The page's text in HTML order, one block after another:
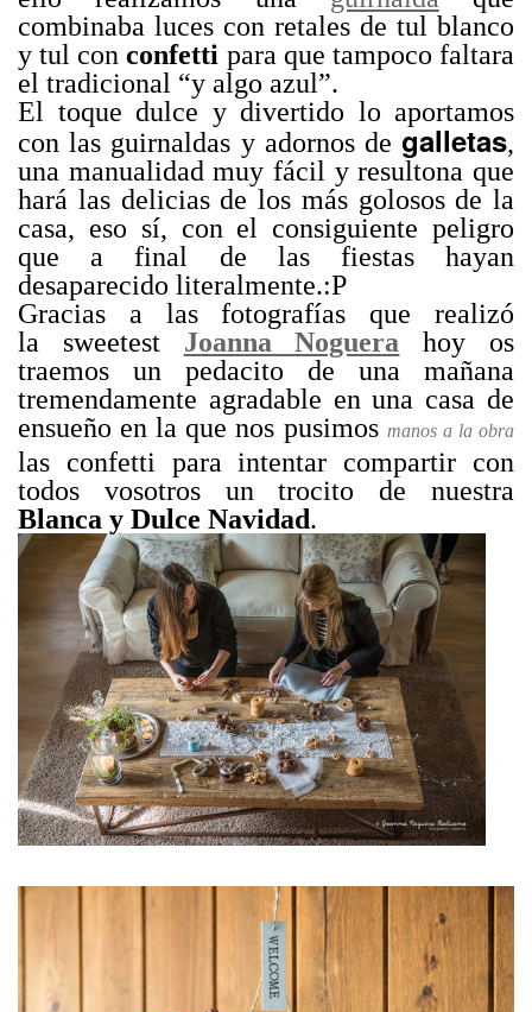
combinaba luces con retales de tul blanco
y tul conconfetti para que tampoco faltara
el tradicional “y algo azul”.
El toque dulce y divertido lo aportamos
con las guirnaldas y adornos de galletas,
una manualidad muy fácil y resultona que
hará las delicias de los más golosos de la
casa, eso sí, con el consiguiente peligro
que a final de las fiestas hayan
desaparecido literalmente.:P
Gracias a las fotografías que realizó
la sweetest Joanna Noguera hoy os
traemos un pedacito de una mañana
tremendamente agradable en una casa de
ensueño en la que nos pusimos manos a la obra
las confetti para intentar compartir con
todos vosotros un trocito de nuestra
Blanca y Dulce Navidad.